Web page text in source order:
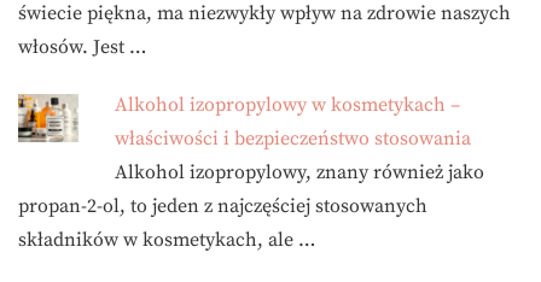
świecie piękna, ma niezwykły wpływ na zdrowie naszych
włosów. Jest …
Alkohol izopropylowy w kosmetykach –
właściwości i bezpieczeństwo stosowania
Alkohol izopropylowy, znany również jako
propan-2-ol, to jeden z najczęściej stosowanych
składników w kosmetykach, ale …